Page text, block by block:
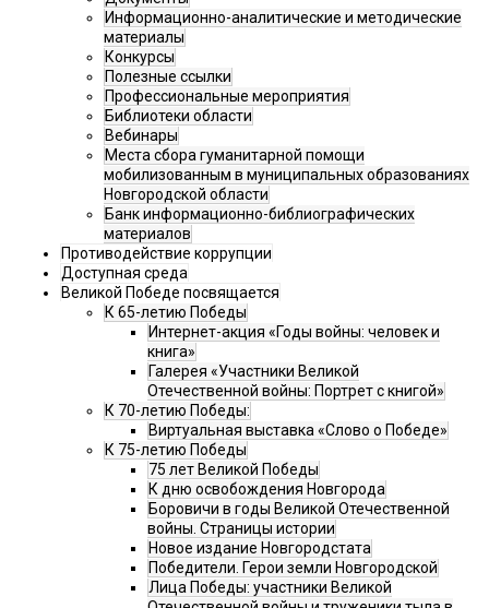
Информационно-аналитические и методические
материалы
Конкурсы
Полезные ссылки
Профессиональные мероприятия
Библиотеки области
Вебинары
Места сбора гуманитарной помощи
мобилизованным в муниципальных образованиях
Новгородской области
Банк информационно-библиографических
материалов
Противодействие коррупции
Доступная среда
Великой Победе посвящается
К 65-летию Победы
Интернет-акция «Годы войны: человек и
книга»
Галерея «Участники Великой
Отечественной войны: Портрет с книгой»
К 70-летию Победы:
Виртуальная выставка «Слово о Победе»
К 75-летию Победы
75 лет Великой Победы
К дню освобождения Новгорода
Боровичи в годы Великой Отечественной
войны. Страницы истории
Новое издание Новгородстата
Победители. Герои земли Новгородской
Лица Победы: участники Великой